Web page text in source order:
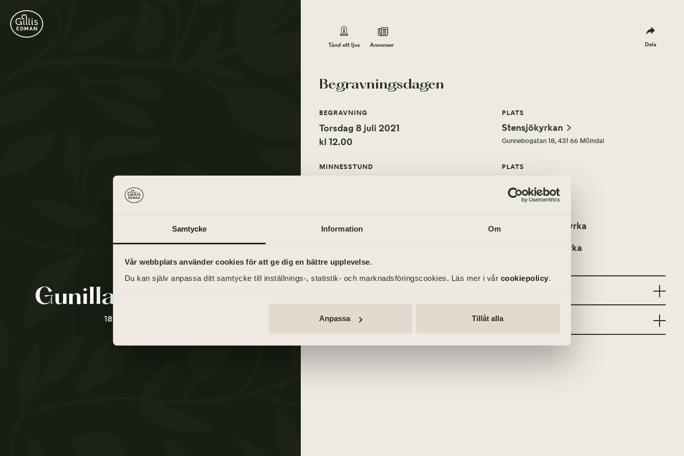
Samtycke Information Om
Vår webbplats använder cookies för att ge dig en bättre upplevelse.
Du kan själv anpassa ditt samtycke till inställnings-, statistik- och marknadsföringscookies. Läs mer i vår cookiepolicy.
Anpassa Tillåt alla
Gunilla Emanuelsson
18 juni 1934 - 5 juni 2021
Tänd ett ljus Annonser Dela
Begravningsdagen
BEGRAVNING
Torsdag 8 juli 2021
kl 12.00
PLATS
Stensjökyrkan
Gunnebogatan 18, 431 66 Mölndal
MINNESSTUND PLATS
Själaringning – måndag 14 juni 2021, kl 11.00 – Fässbergs kyrka
Tacksägelse – söndag 20 juni 2021, kl 11.00 – Fässbergs kyrka
TÄND ETT LJUS
Annonser